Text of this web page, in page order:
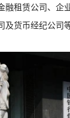
融租赁公司、企
及货币经纪公司